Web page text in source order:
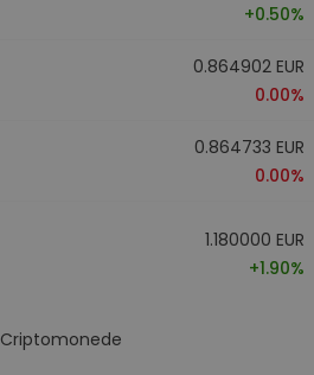
+0.50%
0.864902 EUR
0.00%
0.864733 EUR
0.00%
1.180000 EUR
+1.90%
Criptomonede